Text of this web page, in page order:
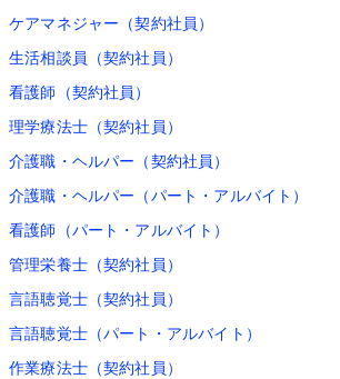
ケアマネジャー（契約社員）
生活相談員（契約社員）
看護師（契約社員）
理学療法士（契約社員）
介護職・ヘルパー（契約社員）
介護職・ヘルパー（パート・アルバイト）
看護師（パート・アルバイト）
管理栄養士（契約社員）
言語聴覚士（契約社員）
言語聴覚士（パート・アルバイト）
作業療法士（契約社員）